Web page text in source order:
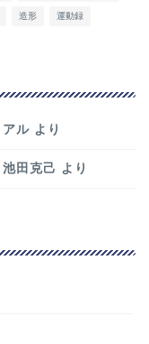
造形 運動録
アル より
池田克己 より